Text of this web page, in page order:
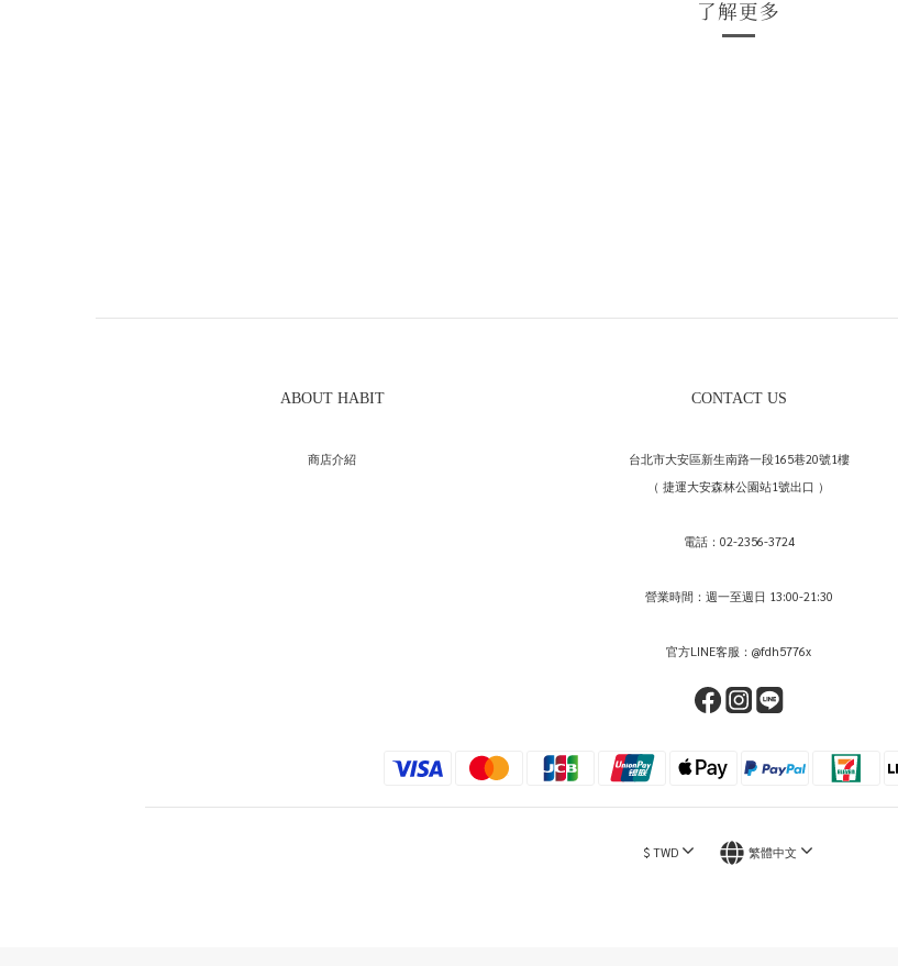
了解更多
ABOUT HABIT
商店介紹
CONTACT US
台北市大安區新生南路一段165巷20號1樓
（ 捷運大安森林公園站1號出口 ）
電話：02-2356-3724
營業時間：週一至週日 13:00-21:30
官方LINE客服：@fdh5776x
$ TWD 繁體中文